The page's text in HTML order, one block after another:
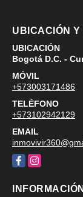
UBICACIÓN Y
UBICACIÓN
Bogotá D.C. -
MÓVIL
+573003171486
TELÉFONO
+573102942129
EMAIL
FacebookInstagram
INFORMACIÓN